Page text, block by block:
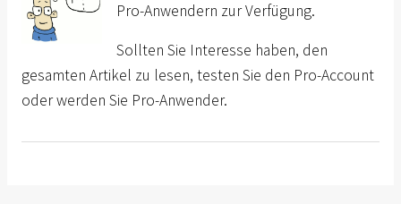
Pro-Anwendern zur Verfügung.
Sollten Sie Interesse haben, den
gesamten Artikel zu lesen, testen Sie den Pro-Account
oder werden Sie Pro-Anwender.